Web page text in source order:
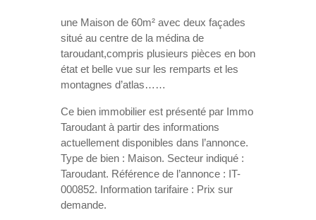
une Maison de 60m² avec deux façades
situé au centre de la médina de
taroudant,compris plusieurs pièces en bon
état et belle vue sur les remparts et les
montagnes d’atlas……
Ce bien immobilier est présenté par Immo
Taroudant à partir des informations
actuellement disponibles dans l’annonce.
Type de bien : Maison. Secteur indiqué :
Taroudant. Référence de l’annonce : IT-
000852. Information tarifaire : Prix sur
demande.